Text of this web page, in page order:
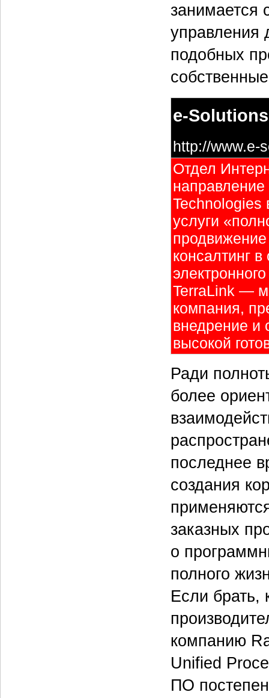
занимается
управления
подобных
e-Solutions
http://www.e-
Отдел
Technologies
услуги
консалтинг в
TerraLink —
компания,
внедрение и
высокой
Ради
более
последнее
создания
заказных
о
полного
Если брать,
компанию
Unified
ПО